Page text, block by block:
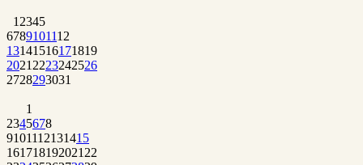
1 2345
6789101112
13141516171819
2021 2223242526
2728293031
1
2345678
9101112131415
161718192021 22